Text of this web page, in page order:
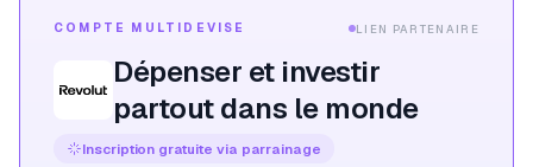
COMPTE MULTIDEVISE LIEN PARTENAIRE
Dépenser et investir
partout dans le monde
Inscription gratuite via parrainage